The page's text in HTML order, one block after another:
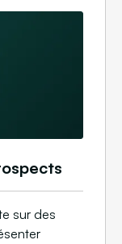
sur des